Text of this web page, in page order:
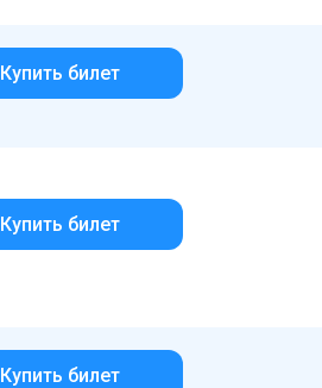
Купить билет
Купить билет
Купить билет